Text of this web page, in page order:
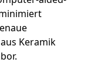
Keramik